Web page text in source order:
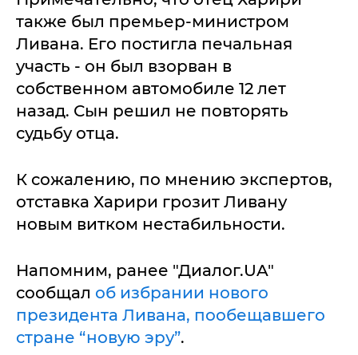
также был премьер-министром
Ливана. Его постигла печальная
участь - он был взорван в
собственном автомобиле 12 лет
назад. Сын решил не повторять
судьбу отца.
К сожалению, по мнению экспертов,
отставка Харири грозит Ливану
новым витком нестабильности.
Напомним, ранее "Диалог.UA"
сообщал об избрании нового
президента Ливана, пообещавшего
стране “новую эру”.